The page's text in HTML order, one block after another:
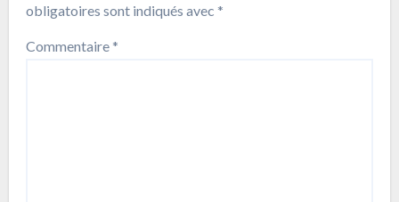
obligatoires sont indiqués avec *
Commentaire*